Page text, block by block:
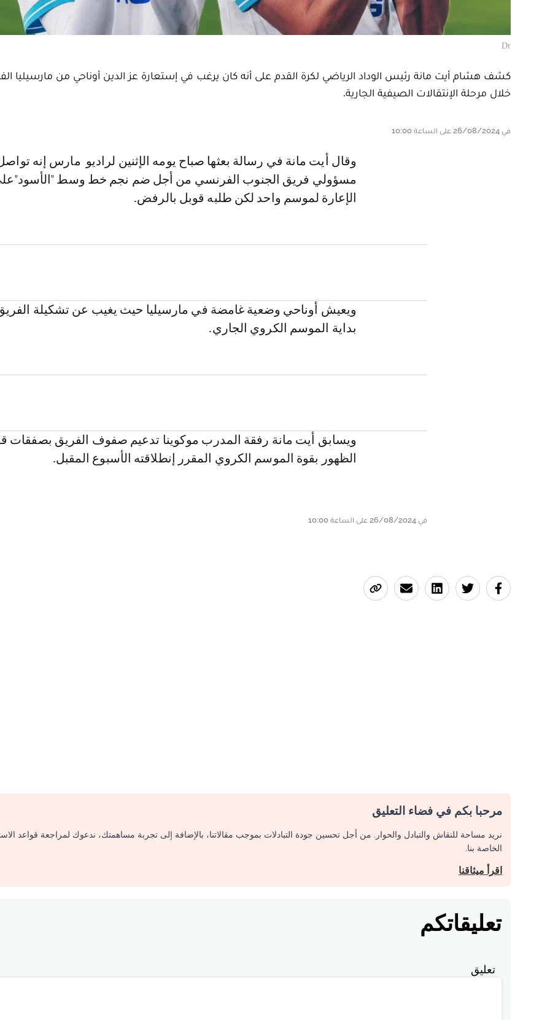
Dr
كشف هشام أيت مانة رئيس الوداد الرياضي لكرة القدم على أنه كان يرغب في إستعارة عز الدين أوناحي من مارسيليا
خلال مرحلة الإنتقالات الصيفية الجارية.
في 26/08/2024 على الساعة 10:00
و قال أيت مانة في رسالة بعثها صباح يومه الإثنين لراديو مارس إنه تواصل مع
مسؤولي فريق الجنوب الفرنسي من أجل ضم نجم خط وسط
الإعارة لموسم واحد لكن طلبه قوبل بالرفض.
ويعيش أوناحي وضعية غامضة في مارسيليا حيث يغيب عن تشكيلة
بداية الموسم الكروي الجاري.
ويسابق أيت مانة رفقة المدرب موكوينا تدعيم صفوف الفريق بصفقات
الظهور بقوة الموسم الكروي المقرر إنطلاقته الأسبوع المقبل.
في 26/08/2024 على الساعة 10:00
مرحبا بكم في فضاء التعليق
نريد مساحة للنقاش والتبادل والحوار. من أجل تحسين جودة التبادلات بموجب مقالاتنا، بالإضافة إلى تجربة مساهمتك، ندعوك لمراجعة قواعد
الخاصة بنا.
اقرأ ميثاقنا
تعليقاتكم
تعليق